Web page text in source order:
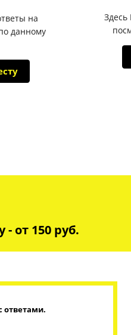
на
данному
Здесь
от 150 руб.
ответами.